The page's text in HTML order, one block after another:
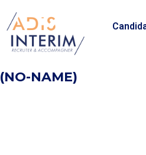
(NO-NAME)